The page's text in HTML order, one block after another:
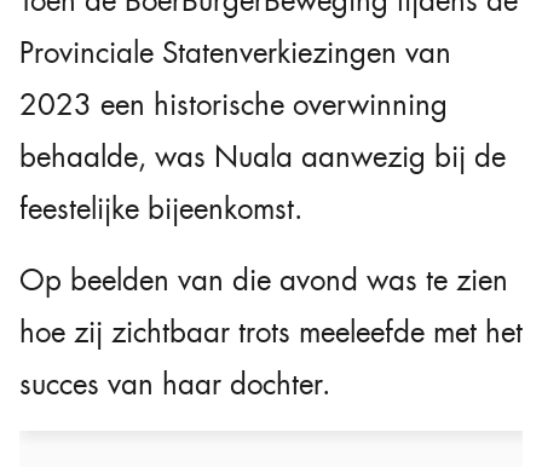
Provinciale Statenverkiezingen van
2023 een historische overwinning
behaalde, was Nuala aanwezig bij de
feestelijke bijeenkomst.
Op beelden van die avond was te zien
hoe zij zichtbaar trots meeleefde met het
succes van haar dochter.